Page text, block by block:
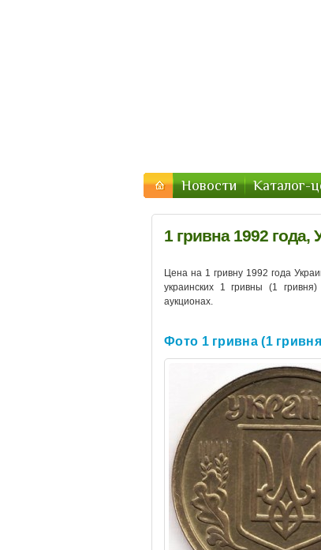
Новости Каталог-
1 гривна 1992 года,
Цена на 1 гривну 1992 года
украинских 1 гривны (1
аукционах.
Фото 1 гривна (1